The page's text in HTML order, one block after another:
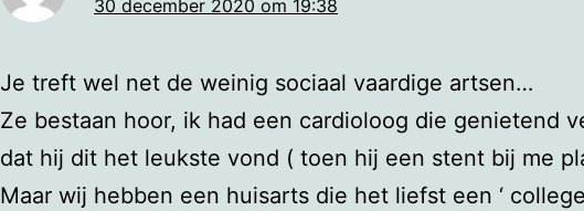
30 december 2020 om 19:38
Je treft wel net de weinig sociaal vaardige artsen…
Ze bestaan hoor, ik had een cardioloog die genietend
dat hij dit het leukste vond ( toen hij een stent bij me
Maar wij hebben een huisarts die het liefst een ‘